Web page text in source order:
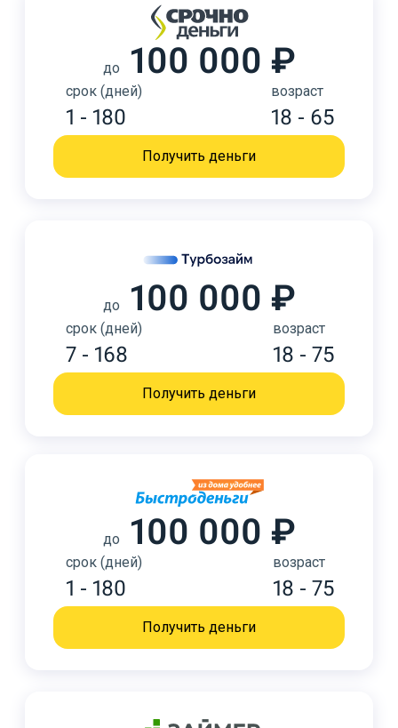
до 100 000 ₽
срок (дней)
1 - 180
возраст
18 - 65
Получить деньги
до 100 000 ₽
срок (дней)
7 - 168
возраст
18 - 75
Получить деньги
до 100 000 ₽
срок (дней)
1 - 180
возраст
18 - 75
Получить деньги